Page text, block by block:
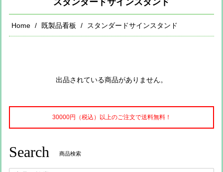
Home 既製品看板 スタンダードサインスタンド
出品されている商品がありません。
30000円（税込）以上のご注文で送料無料！
Search 商品検索